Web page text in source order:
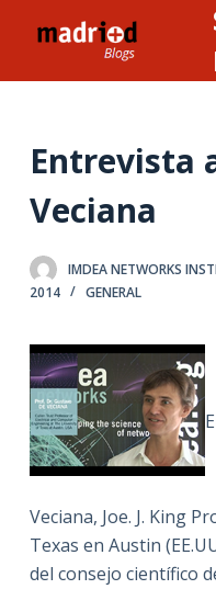
l
a
o
e
n
d
o
Entrevista
Veciana
IMDEA NETWORKS
2014
GENERAL
Veciana, Joe. J. King
Texas en Austin
del consejo científico